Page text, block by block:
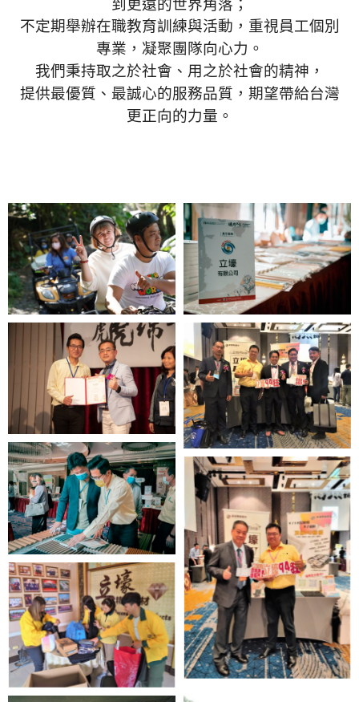
到更遠的世界角落；
不定期舉辦在職教育訓練與活動，重視員工個別
專業，凝聚團隊向心力 。
我們秉持取之於社會、用之於社會的精神，
提供最優質、最誠心的服務品質，期望帶給台灣
更正向的力量。